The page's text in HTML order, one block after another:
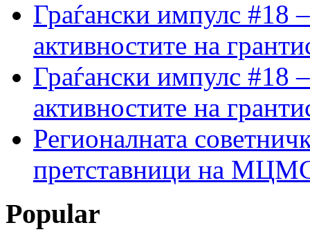
Граѓански импулс #18
активностите на
Граѓански импулс #18
активностите на
Регионалната
претставници на МЦМС
Popular